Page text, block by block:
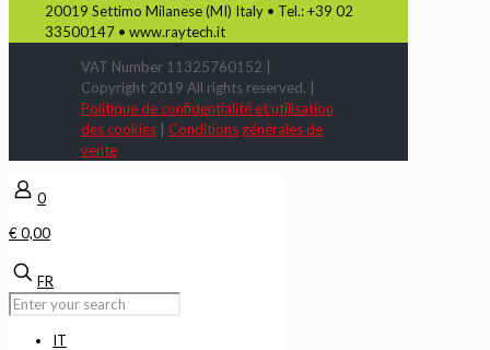
20019 Settimo Milanese (MI) Italy • Tel.: +39 02
33500147 • www.raytech.it
VAT Number 11325760152 |
Copyright 2019 All rights reserved. |
Politique de confidentialité et utilisation
des cookies
Conditions générales de
vente
0
€ 0,00
FR
IT